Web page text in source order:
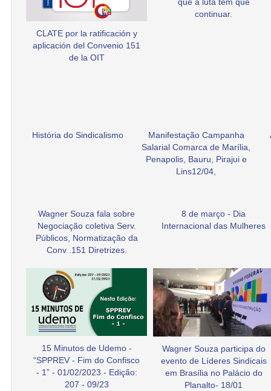
CLATE por la ratificación y
aplicación del Convenio 151
de la OIT
continuar.
História do Sindicalismo
Manifestação Campanha
Salarial Comarca de Marília,
Penapolis, Bauru, Pirajui e
Lins12/04,
Wagner Souza fala sobre
Negociação coletiva Serv.
Públicos, Normatização da
Conv .151 Diretrizes.
8 de março - Dia
Internacional das Mulheres
15 Minutos de Udemo -
“SPPREV - Fim do Confisco
- 1” - 01/02/2023 - Edição:
207 - 09/23
Wagner Souza participa do
evento de Líderes Sindicais
em Brasília no Palácio do
Planalto- 18/01